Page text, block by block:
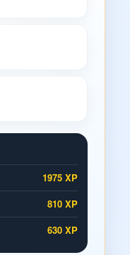
1975 XP
810 XP
630 XP